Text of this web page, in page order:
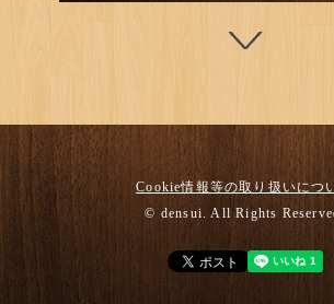
Cookie情報等の取り扱いにつ
© densui. All Rights